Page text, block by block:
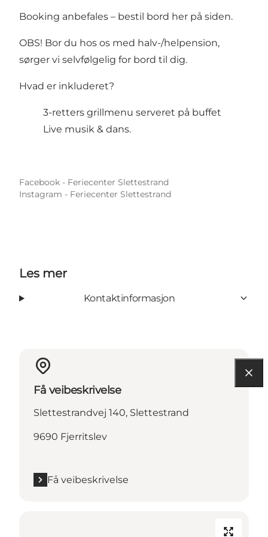
Booking anbefales – bestil bord her på siden.
OBS! Bor du hos os med halv-/helpension,
sørger vi selvfølgelig for bord til dig.
Hvad er inkluderet?
3-retters grillmenu serveret på buffet
Live musik & dans.
Facebook - Feriecenter Slettestrand
Instagram - Feriecenter Slettestrand
Les mer
Kontaktinformasjon
Få veibeskrivelse
Slettestrandvej 140, Slettestrand
9690 Fjerritslev
Få veibeskrivelse